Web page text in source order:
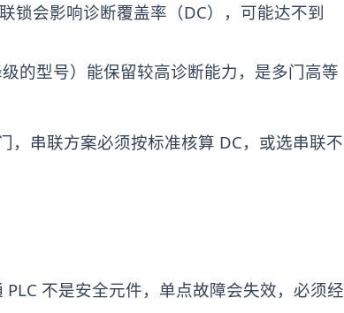
会影响诊断覆盖率（DC），可能达不到
的型号）能保留较高诊断能力，是多门高等
，串联方案必须按标准核算 DC，或选串联不
不是安全元件，单点故障会失效，必须经